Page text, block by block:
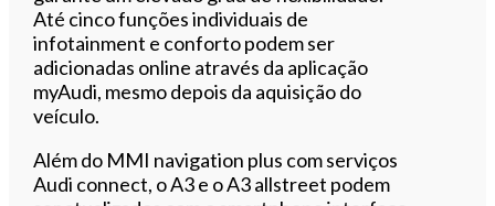
Até cinco funções individuais de
infotainment e conforto podem ser
adicionadas online através da aplicação
myAudi, mesmo depois da aquisição do
veículo.
Além do MMI navigation plus com serviços
Audi connect, o A3 e o A3 allstreet podem